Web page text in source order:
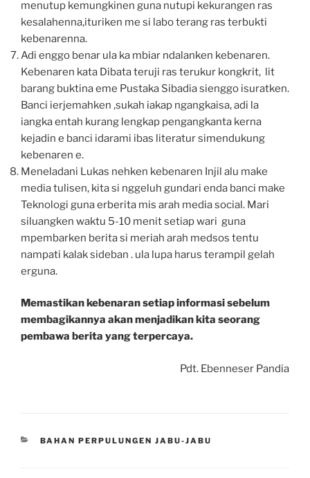
menutup kemungkinen guna nutupi kekurangen ras
kesalahenna,ituriken me si labo terang ras terbukti
kebenarenna.
Adi enggo benar ula ka mbiar ndalanken kebenaren.
Kebenaren kata Dibata teruji ras terukur kongkrit, lit
barang buktina eme Pustaka Sibadia sienggo isuratken.
Banci ierjemahken ,sukah iakap ngangkaisa, adi la
iangka entah kurang lengkap pengangkanta kerna
kejadin e banci idarami ibas literatur simendukung
kebenaren e.
Meneladani Lukas nehken kebenaren Injil alu make
media tulisen, kita si nggeluh gundari enda banci make
Teknologi guna erberita mis arah media social. Mari
siluangken waktu 5-10 menit setiap wari guna
mpembarken berita si meriah arah medsos tentu
nampati kalak sideban . ula lupa harus terampil gelah
erguna.
Memastikan kebenaran setiap informasi sebelum
membagikannya akan menjadikan kita seorang
pembawa berita yang terpercaya.
Pdt. Ebenneser Pandia
CATEGORIES
BAHAN PERPULUNGEN JABU-JABU